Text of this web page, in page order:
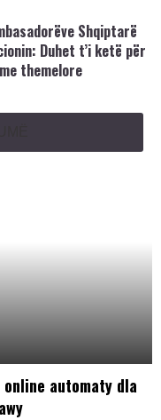
Shqiptarë
Duhet t’i ketë për
themelore
automaty dla